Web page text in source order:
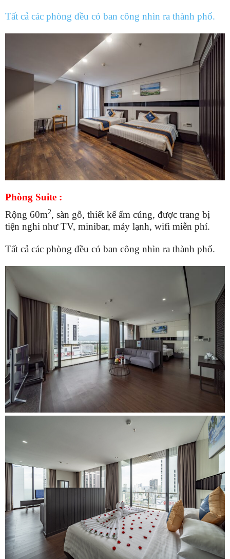
Tất cả các phòng đều có ban công nhìn ra thành phố.
Phòng Suite :
Rộng 60m2, sàn gỗ, thiết kế ấm cúng, được trang bị
tiện nghi như TV, minibar, máy lạnh, wifi miễn phí.
Tất cả các phòng đều có ban công nhìn ra thành phố.